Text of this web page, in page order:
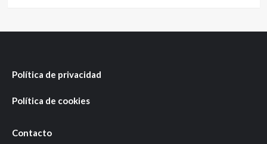
Política de privacidad
Política de cookies
Contacto